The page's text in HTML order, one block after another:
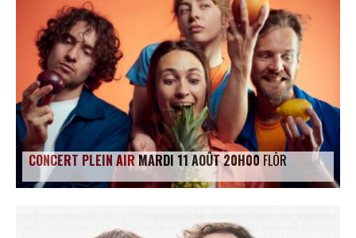
UNE LIBRAIRIE INDÉPENDANTE
COMMANDER UN LIVRE
LES EXPOSITIONS
INFOS & ACCESSIBILITÉ
CONCERT PLEIN AIRMARDI 11 AOÛT 20H00 FLŌR